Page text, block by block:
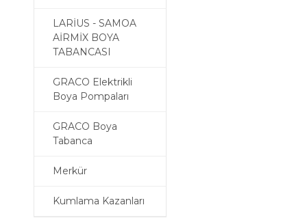
LARİUS - SAMOA
AİRMİX BOYA
TABANCASI
GRACO Elektrikli
Boya Pompaları
GRACO Boya
Tabanca
Merkür
Kumlama Kazanları